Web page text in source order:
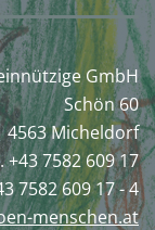
GmbH
Schön 60
4563 Micheldorf
+43 7582 609 17
7582 609 17 - 4
menschen.at